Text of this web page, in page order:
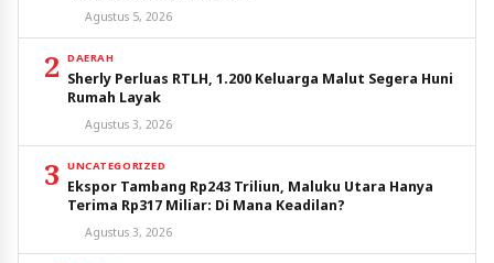
Agustus 5, 2026
2 DAERAH
Sherly Perluas RTLH, 1.200 Keluarga Malut Segera Huni
Rumah Layak
Agustus 3, 2026
3 UNCATEGORIZED
Ekspor Tambang Rp243 Triliun, Maluku Utara Hanya
Terima Rp317 Miliar: Di Mana Keadilan?
Agustus 3, 2026